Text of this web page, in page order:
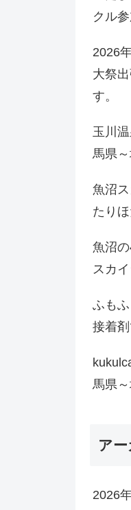
クル
2026
大祭
す。
玉川
馬県
魚沼
たり
魚沼
スカ
ふも
接着
馬県
ア
2026